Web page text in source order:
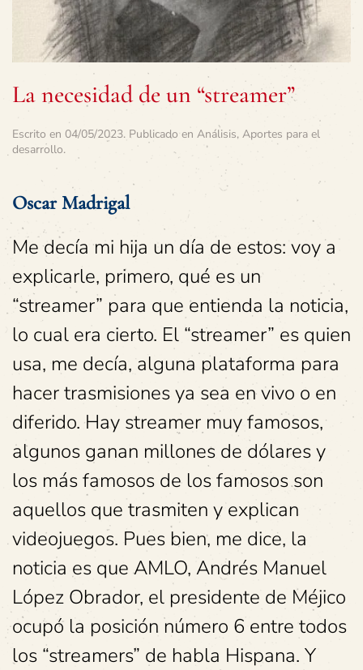
La necesidad de un “streamer”
Escrito en 04/05/2023. Publicado en Análisis, Aportes para el
desarrollo.
Oscar Madrigal
Me decía mi hija un día de estos: voy a
explicarle, primero, qué es un
“streamer” para que entienda la noticia,
lo cual era cierto. El “streamer” es quien
usa, me decía, alguna plataforma para
hacer trasmisiones ya sea en vivo o en
diferido. Hay streamer muy famosos,
algunos ganan millones de dólares y
los más famosos de los famosos son
aquellos que trasmiten y explican
videojuegos. Pues bien, me dice, la
noticia es que AMLO, Andrés Manuel
López Obrador, el presidente de Méjico
ocupó la posición número 6 entre todos
los “streamers” de habla Hispana. Y